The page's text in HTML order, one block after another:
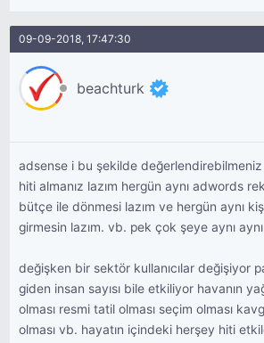
09-09-2018, 17:47:30
beachturk
adsense i bu şekilde değerlendirebilmeniz
hiti almanız lazım hergün aynı adwords
bütçe ile dönmesi lazım ve hergün aynı
girmesin lazım. vb. pek çok şeye aynı
değişken bir sektör kullanıcılar değişiyor
giden insan sayısı bile etkiliyor havanın
olması resmi tatil olması seçim olması
olması vb. hayatın içindeki herşey hiti